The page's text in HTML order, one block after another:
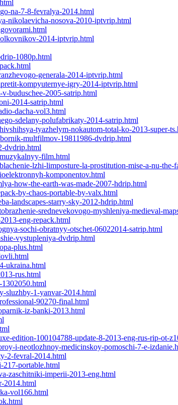
na-7-8-fevralya-2014.html
nikolaevicha-nosova-2010-iptvrip.html
2014-iptvrip.html
1080p.html
generala-2014-iptvrip.html
kompyuternye-igry-2014-iptvrip.html
buduschee-2005-satrip.html
2014-satrip.html
dacha-vol3.html
sdelany-polufabrikaty-2014-satrip.html
tyazhelym-nokautom-total-ko-2013-super-
multfilmov-19811986-dvdrip.html
dvdrip.html
film.html
lzhi-limposture-la-prostitution-mise-a-nu-the-
komponentov.html
how-the-earth-was-made-2007-hdrip.html
by-chaos-portable-by-valx.html
landscapes-starry-sky-2012-hdrip.html
srednevekovogo-myshleniya-medieval-
eng-repack.html
sochi-obratnyy-otschet-06022014-satrip.html
vystupleniya-dvdrip.html
plus.html
ukraina.html
rus.html
1302050.html
sluzhby-1-yanvar-2014.html
90270-final.html
iz-banki-2013.html
edition-100104788-update-8-2013-eng-rus-rip-ot-
i-neotlozhnoy-medicinskoy-pomoschi-7-e-
2-fevral-2014.html
portable.html
zaschitniki-imperii-2013-eng.html
2014.html
vol166.html